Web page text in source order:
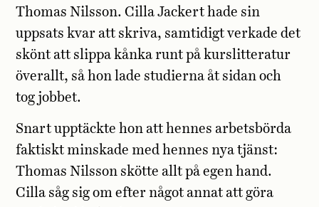
Thomas Nilsson. Cilla Jackert hade sin
uppsats kvar att skriva, samtidigt verkade det
skönt att slippa kånka runt på kurslitteratur
överallt, så hon lade studierna åt sidan och
tog jobbet.
Snart upptäckte hon att hennes arbetsbörda
faktiskt minskade med hennes nya tjänst:
Thomas Nilsson skötte allt på egen hand.
Cilla såg sig om efter något annat att göra